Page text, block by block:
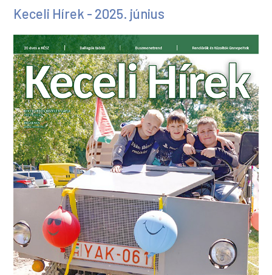
Keceli Hírek - 2025. június